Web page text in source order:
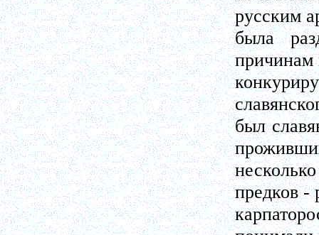
русским
была
причинам
был
предков -